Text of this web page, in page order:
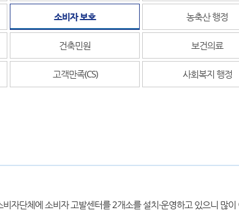
소비자 보호 농축산 행정
건축민원 보건의료
고객만족(CS) 사회복지 행정
자단체에 소비자 고발센터를 2개소를 설치·운영하고 있으니 많이